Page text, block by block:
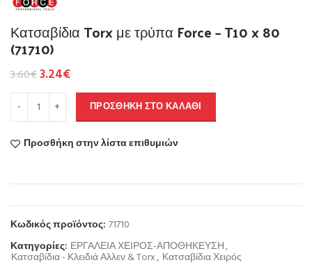
Κατσαβίδια Torx με τρύπα Force – T10 x 80
(71710)
3.60€3.24€
ΠΡΟΣΘΉΚΗ ΣΤΟ ΚΑΛΆΘΙ
Προσθήκη στην λίστα επιθυμιών
Κωδικός προϊόντος: 71710
Κατηγορίες: ΕΡΓΑΛΕΙΑ ΧΕΙΡΟΣ-ΑΠΟΘΗΚΕΥΣΗ,
Κατσαβίδια - Κλειδιά Αλλεν & Torx, Κατσαβίδια Χειρός